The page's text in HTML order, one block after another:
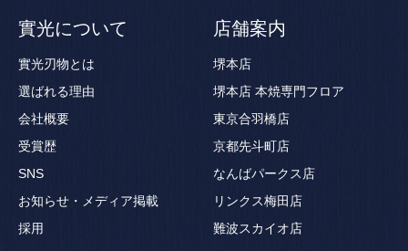
實光について
實光刃物とは
選ばれる理由
会社概要
受賞歴
SNS
お知らせ・メディア掲載
採用
店舗案内
堺本店
堺本店 本焼専門フロア
東京合羽橋店
京都先斗町店
なんばパークス店
リンクス梅田店
難波スカイオ店